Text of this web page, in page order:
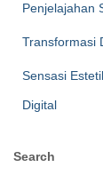
Penjelajahan
Transformasi
Sensasi
Digital
Search